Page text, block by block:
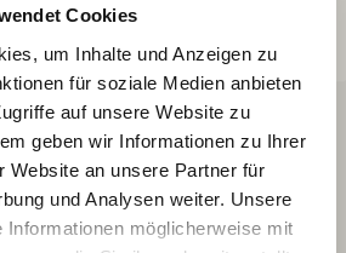
Cookies
um Inhalte und Anzeigen zu
für soziale Medien anbieten
auf unsere Website zu
geben wir Informationen zu Ihrer
Website an unsere Partner für
und Analysen weiter. Unsere
Informationen möglicherweise mit